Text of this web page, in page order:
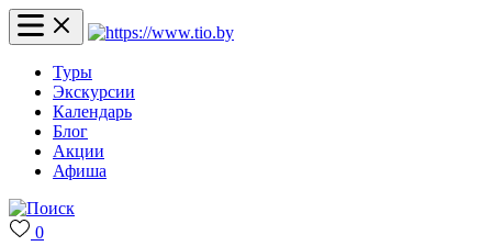
Туры
Экскурсии
Календарь
Блог
Акции
Афиша
0